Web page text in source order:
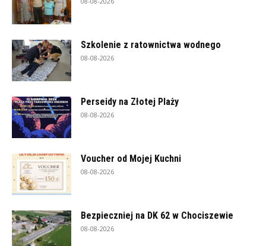
Szkolenie z ratownictwa wodnego
08-08-2026
Perseidy na Złotej Plaży
08-08-2026
Voucher od Mojej Kuchni
08-08-2026
Bezpieczniej na DK 62 w Chociszewie
08-08-2026